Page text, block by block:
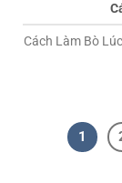
Cách Làm Bò
1